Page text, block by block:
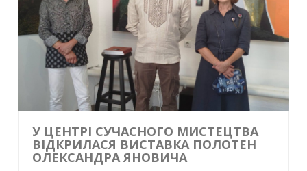
У ЦЕНТРІ СУЧАСНОГО МИСТЕЦТВА
ВІДКРИЛАСЯ ВИСТАВКА ПОЛОТЕН
ОЛЕКСАНДРА ЯНОВИЧА